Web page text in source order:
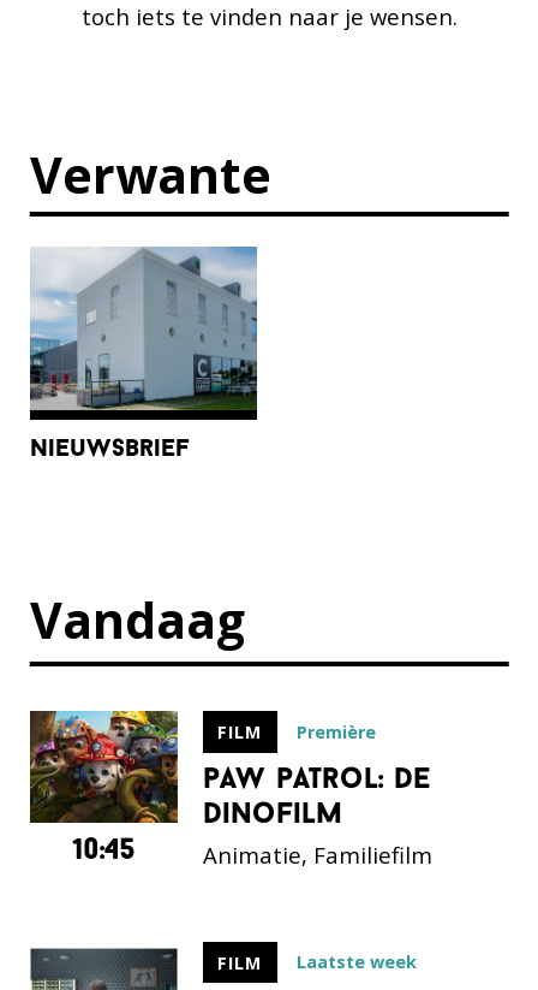
toch iets te vinden naar je wensen.
Verwante
nieuwsbrief
Vandaag
paw patrol: de
dinofilm
FILM Première
Animatie, Familiefilm
10:45
FILM Laatste week